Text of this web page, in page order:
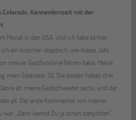
Kennenlernzeit mit der
Monat in den USA, und ich liebe es hier.
ein bisschen skeptisch, wie dieses Jahr
meiner Gastfamilie erfahren habe. Meine
mein Gastvater 32. Die beiden haben drei
alt, meine Gastschwester sechs, und der
alt. Der erste Kommentar von meiner
war „Dann kannst Du ja schön babysitten".